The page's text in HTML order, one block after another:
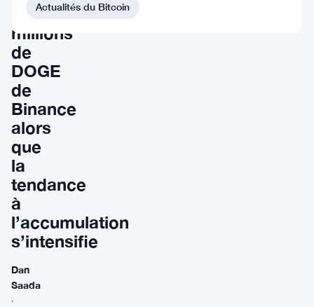
32,9
millions
de
DOGE
de
Binance
alors
que
la
tendance
à
l’accumulation
s’intensifie
Dan
Saada
·
Actualités du Bitcoin